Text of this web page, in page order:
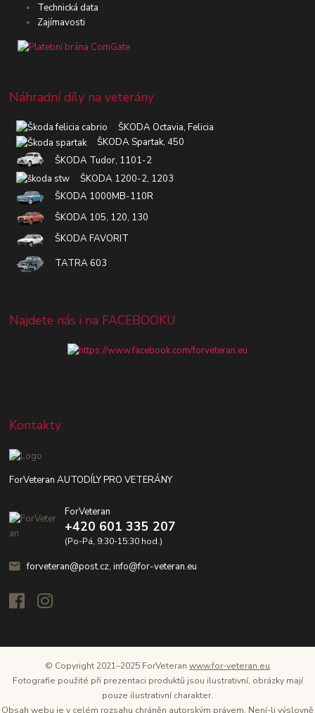
Technická data
Zajímavosti
Náhradní díly na veterány
ŠKODA Octavia, Felicia
ŠKODA Spartak, 450
ŠKODA Tudor, 1101-2
ŠKODA 1200-2, 1203
ŠKODA 1000MB-110R
ŠKODA 105, 120, 130
ŠKODA FAVORIT
TATRA 603
Najdete nás i na FACEBOOKU
Kontakty
ForVeteran AUTODÍLY PRO VETERÁNY
ForVeteran
+420 601 335 207
(Po-Pá, 9:30-15:30 hod.)
forveteran@post.cz, info@for-veteran.eu
© Copyright 2021–2025 ForVeteran www.for-veteran.eu
Fotografie použité při prezentaci produktů jsou ilustrativní, obrázky mají
pouze ilustrativní charakter.
Obsah webu je v celém rozsahu chráněn autorským právem. Není-li výslovně